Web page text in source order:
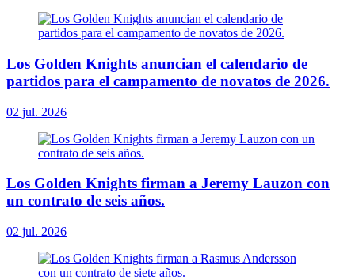
Los Golden Knights anuncian el calendario de
partidos para el campamento de novatos de 2026.
02 jul. 2026
Los Golden Knights firman a Jeremy Lauzon con
un contrato de seis años.
02 jul. 2026